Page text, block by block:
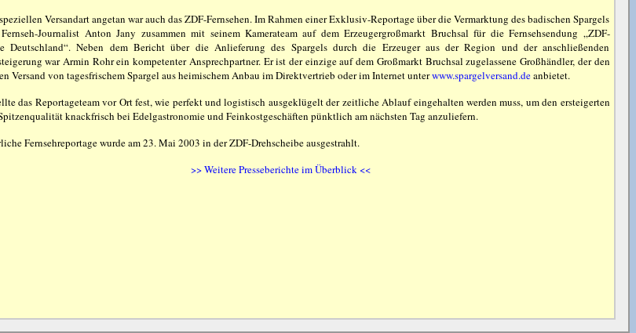
Versandart angetan war auch das ZDF-Fernsehen. Im Rahmen einer Exklusiv-Reportage über die Vermarktung des badischen Spargels
Journalist Anton Jany zusammen mit seinem Kamerateam auf dem Erzeugergroßmarkt Bruchsal für die Fernsehsendung „ZDF-
Deutschland“. Neben dem Bericht über die Anlieferung des Spargels durch die Erzeuger aus der Region und der anschließenden
war Armin Rohr ein kompetenter Ansprechpartner. Er ist der einzige auf dem Großmarkt Bruchsal zugelassene Großhändler, der den
Versand von tagesfrischem Spargel aus heimischem Anbau im Direktvertrieb oder im Internet unterwww.spargelversand.deanbietet.
das Reportageteam vor Ort fest, wie perfekt und logistisch ausgeklügelt der zeitliche Ablauf eingehalten werden muss, um den ersteigerten
knackfrisch bei Edelgastronomie und Feinkostgeschäften pünktlich am nächsten Tag anzuliefern.
Fernsehreportage wurde am 23. Mai 2003 in der ZDF-Drehscheibe ausgestrahlt.
>> Weitere Presseberichte im Überblick <<